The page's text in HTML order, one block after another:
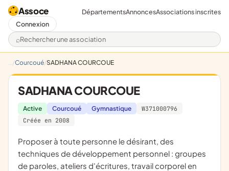
Assoce
Rechercher une association
DépartementsAnnoncesAssociations inscrites
Connexion
Courcoué SADHANA COURCOUE
SADHANA COURCOUE
Active Courcoué Gymnastique
W371000796
Créée en 2008
proposer à toute personne le désirant, des
techniques de développement personnel : groupes
de paroles, ateliers d'écritures, travail corporel en